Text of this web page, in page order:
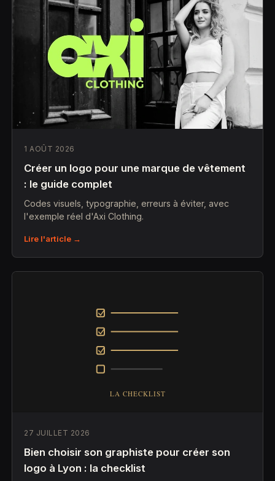
1 AOÛT 2026
Créer un logo pour une marque de vêtement
: le guide complet
Codes visuels, typographie, erreurs à éviter, avec
l'exemple réel d'Axi Clothing.
Lire l'article →
27 JUILLET 2026
Bien choisir son graphiste pour créer son
logo à Lyon : la checklist